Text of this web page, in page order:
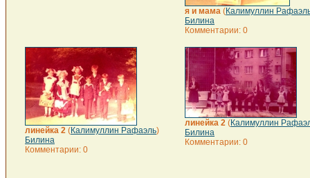
я и мама (Калимуллин
Билина
Комментарии: 0
линейка 2 (Калимуллин Рафаэль)
Билина
Комментарии: 0
линейка 2 (Калимуллин
Билина
Комментарии: 0